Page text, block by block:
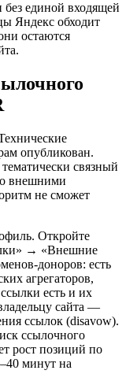
без единой входящей
Яндекс обходит
остаются
опубликован.
связный
внешними
не сможет
Откройте
→ «Внешние
доноров: есть
агрегаторов,
есть и их
сайта —
ссылок (disavow).
ссылочного
рост позиций по
минут на